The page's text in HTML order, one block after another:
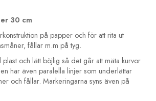
30 cm
på papper och för att rita ut
fållar m.m på tyg.
och lätt böjlig så det går att mäta kurvor
har även paralella linjer som underlättar
och fållar. Markeringarna syns även på